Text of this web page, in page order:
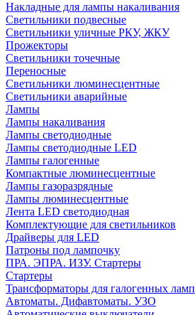
Накладные для лампы накаливания
Светильники подвесные
Светильники уличные РКУ, ЖКУ
Прожекторы
Cветильники точечные
Переносные
Светильники люминесцентные
Светильники аварийные
Лампы
Лампы накаливания
Лампы светодиодные
Лампы светодиодные LED
Лампы галогенные
Компактные люминесцентные
Лампы газоразрядные
Лампы люминесцентные
Лента LED светодиодная
Комплектующие для светильников
Драйверы для LED
Патроны под лампочку
ПРА. ЭПРА. ИЗУ. Стартеры
Стартеры
Трансформаторы для галогенных ламп
Автоматы. Дифавтоматы. УЗО